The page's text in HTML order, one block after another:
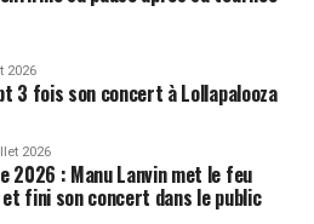
rencontrées lors de sa
notamment comment ils sont
instruments et effets
le fait qu’ils ont été encouragés
de 84 minutes.
2026
3 fois son concert à Lollapalooza
2026
2026 : Manu Lanvin met le feu
fini son concert dans le public